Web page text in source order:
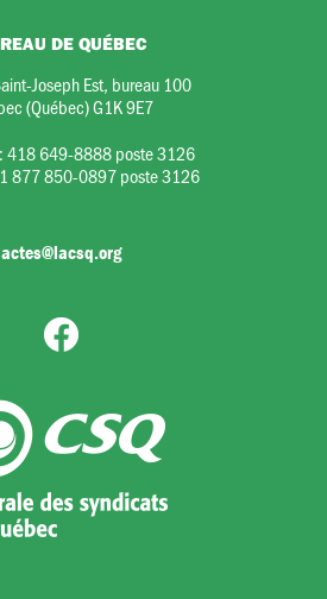
DE QUÉBEC
Joseph Est, bureau 100
(Québec) G1K 9E7
418 649-8888 poste 3126
1 877 850-0897 poste 3126
actes@lacsq.org